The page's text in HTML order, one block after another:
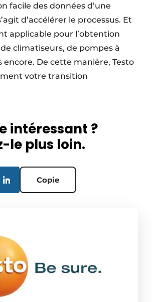
facile des données d’une
d’accélérer le processus. Et
applicable pour l’obtention
climatiseurs, de pompes à
encore. De cette manière, Testo
votre transition
intéressant ?
le plus loin.
Copie